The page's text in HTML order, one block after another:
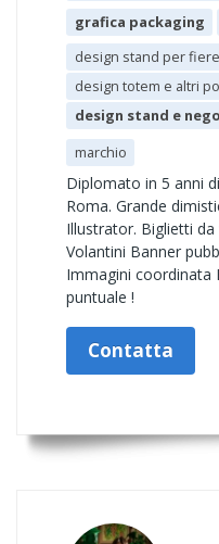
grafica packaging
design stand per fiere
design totem e altri
design stand e
marchio
Diplomato in 5 anni
Roma. Grande
Illustrator. Biglietti
Volantini Banner
Immagini coordinata
puntuale !
Contatta